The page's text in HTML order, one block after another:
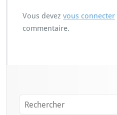
Vous devez vous connecter
commentaire.